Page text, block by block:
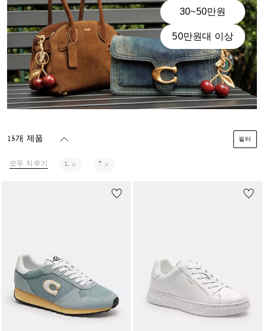
30~50만원
50만원대 이상
15개 제품 필터
모두 지우기 L 7